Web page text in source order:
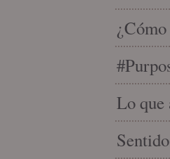
Lo que